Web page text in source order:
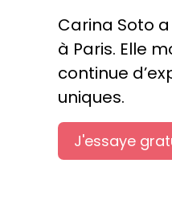
Carina Soto
à Paris. Elle
continue
uniques.
J'essaye